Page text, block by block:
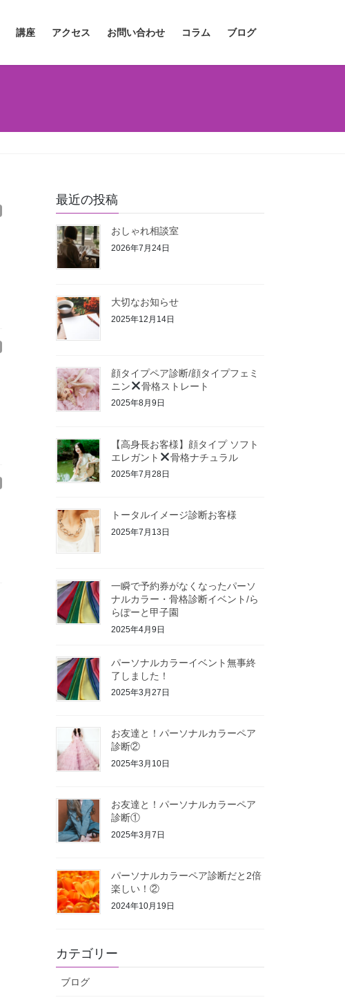
講座 アクセス お問い合わせ コラム ブログ
最近の投稿
おしゃれ相談室
2026年7月24日
大切なお知らせ
2025年12月14日
顔タイプペア診断/顔タイプフェミ
ニン
骨格ストレート
2025年8月9日
【高身長お客様】顔タイプ ソフト
エレガント
骨格ナチュラル
2025年7月28日
トータルイメージ診断お客様
2025年7月13日
一瞬で予約券がなくなったパーソ
ナルカラー・骨格診断イベント/ら
らぽーと甲子園
2025年4月9日
パーソナルカラーイベント無事終
了しました！
2025年3月27日
お友達と！パーソナルカラーペア
診断②
2025年3月10日
お友達と！パーソナルカラーペア
診断①
2025年3月7日
パーソナルカラーペア診断だと2倍
楽しい！②
2024年10月19日
カテゴリー
ブログ